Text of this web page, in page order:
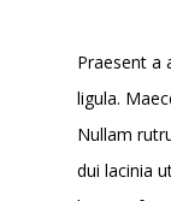
Praesent a
ligula.
Nullam
dui lacinia